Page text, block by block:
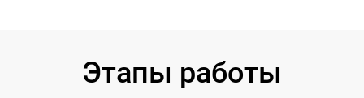
Этапы работы